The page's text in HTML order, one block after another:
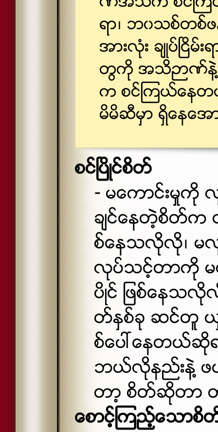
ရာ၊ ဘ၀သစ္တစ္ဖန္
အားလံုး ခ်ဳပ္ၿငိမ္
တြကို အသိဉာဏ္နဲ
က စင္ၾကယ္ေနတ
မိမိဆီမွာ ရွိေနေအ
စင္ၿပိဳင္စိတ္
- မေကာင္းမႈကို
ခ်င္ေနတဲ့စိတ္က
စ္ေနသလိုလို၊ မ
လုပ္သင့္တာကို မ
ပိဳင္ ျဖစ္ေနသလို
တ္ႏွစ္ခု ဆင္တူ ယွ
စ္ေပၚေနတယ္ဆို
ဘယ္လိုနည္းနဲ႔
တာ့ စိတ္ဆိုတာ တ
ေစာင့္ၾကည့္ေသာစိ